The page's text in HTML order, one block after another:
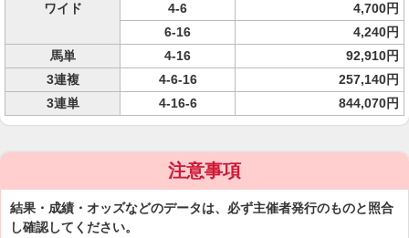
ワイド
4-6
4,700円
6-16
4,240円
馬単
4-16
92,910円
3連複
4-6-16
257,140円
3連単
4-16-6 844,070円
注意事項
結果・成績・オッズなどのデータは、必ず主催者発行のものと照合
し確認してください。